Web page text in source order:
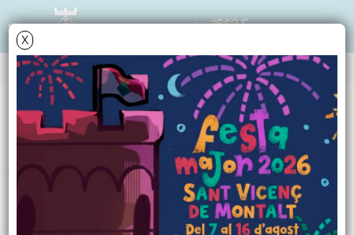
X
AGENDA
Dissabte12 agost 2023
Torneig de futbolí
Avis & Joves